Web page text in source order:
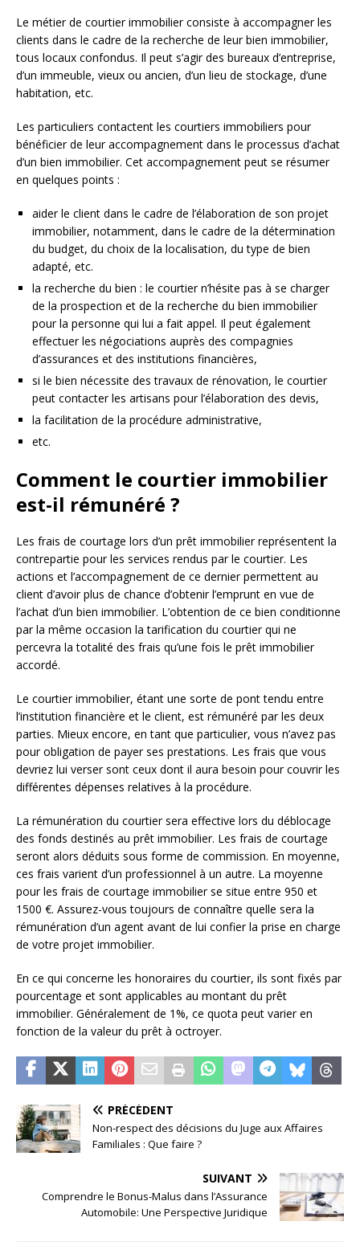
Le métier de courtier immobilier consiste à accompagner les
clients dans le cadre de la recherche de leur bien immobilier,
tous locaux confondus. Il peut s’agir des bureaux d’entreprise,
d’un immeuble, vieux ou ancien, d’un lieu de stockage, d’une
habitation, etc.
Les particuliers contactent les courtiers immobiliers pour
bénéficier de leur accompagnement dans le processus d’achat
d’un bien immobilier. Cet accompagnement peut se résumer
en quelques points :
aider le client dans le cadre de l’élaboration de son projet
immobilier, notamment, dans le cadre de la détermination
du budget, du choix de la localisation, du type de bien
adapté, etc.
la recherche du bien : le courtier n’hésite pas à se charger
de la prospection et de la recherche du bien immobilier
pour la personne qui lui a fait appel. Il peut également
effectuer les négociations auprès des compagnies
d’assurances et des institutions financières,
si le bien nécessite des travaux de rénovation, le courtier
peut contacter les artisans pour l’élaboration des devis,
la facilitation de la procédure administrative,
etc.
Comment le courtier immobilier
est-il rémunéré ?
Les frais de courtage lors d’un prêt immobilier représentent la
contrepartie pour les services rendus par le courtier. Les
actions et l’accompagnement de ce dernier permettent au
client d’avoir plus de chance d’obtenir l’emprunt en vue de
l’achat d’un bien immobilier. L’obtention de ce bien conditionne
par la même occasion la tarification du courtier qui ne
percevra la totalité des frais qu’une fois le prêt immobilier
accordé.
Le courtier immobilier, étant une sorte de pont tendu entre
l’institution financière et le client, est rémunéré par les deux
parties. Mieux encore, en tant que particulier, vous n’avez pas
pour obligation de payer ses prestations. Les frais que vous
devriez lui verser sont ceux dont il aura besoin pour couvrir les
différentes dépenses relatives à la procédure.
La rémunération du courtier sera effective lors du déblocage
des fonds destinés au prêt immobilier. Les frais de courtage
seront alors déduits sous forme de commission. En moyenne,
ces frais varient d’un professionnel à un autre. La moyenne
pour les frais de courtage immobilier se situe entre 950 et
1500 €. Assurez-vous toujours de connaître quelle sera la
rémunération d’un agent avant de lui confier la prise en charge
de votre projet immobilier.
En ce qui concerne les honoraires du courtier, ils sont fixés par
pourcentage et sont applicables au montant du prêt
immobilier. Généralement de 1%, ce quota peut varier en
fonction de la valeur du prêt à octroyer.
PRÉCÉDENT
Non-respect des décisions du Juge aux Affaires
Familiales : Que faire ?
SUIVANT
Comprendre le Bonus-Malus dans l’Assurance
Automobile: Une Perspective Juridique